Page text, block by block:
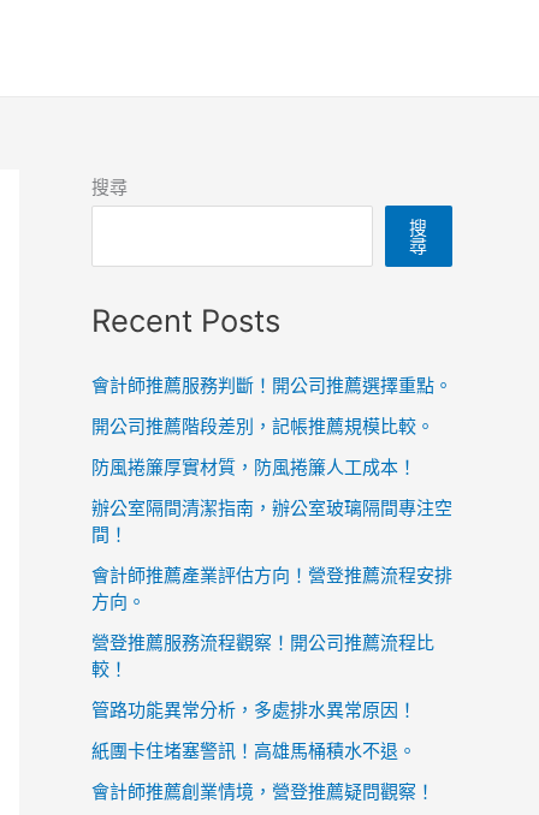
搜尋
搜
尋
Recent Posts
會計師推薦服務判斷！開公司推薦選擇重點。
開公司推薦階段差別，記帳推薦規模比較。
防風捲簾厚實材質，防風捲簾人工成本！
辦公室隔間清潔指南，辦公室玻璃隔間專注空
間！
會計師推薦產業評估方向！營登推薦流程安排
方向。
營登推薦服務流程觀察！開公司推薦流程比
較！
管路功能異常分析，多處排水異常原因！
紙團卡住堵塞警訊！高雄馬桶積水不退。
會計師推薦創業情境，營登推薦疑問觀察！